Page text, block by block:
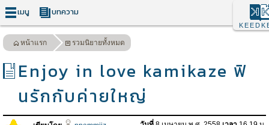
เมนู บทความ
หน้าแรก รวมนิยายทั้งหมด
Enjoy in love kamikaze ฟิ
นรักกับค่ายใหญ่